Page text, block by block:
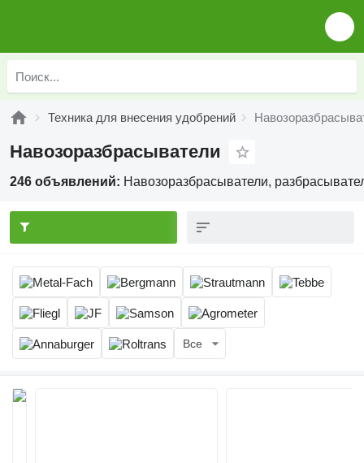
Техника для внесения удобрений
Навозоразбрасыватели
246 объявлений: Навозоразбрасыватели,
Все